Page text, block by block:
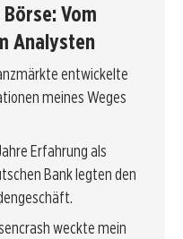
Vom
Analysten
entwickelte
meines Weges
Erfahrung als
Bank legten den
weckte mein